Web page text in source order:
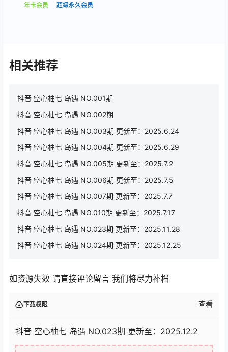
年卡会员
超级永久会员
相关推荐
抖音 空心柚七 岛遇 NO.001期
抖音 空心柚七 岛遇 NO.002期
抖音 空心柚七 岛遇 NO.003期 更新至：2025.6.24
抖音 空心柚七 岛遇 NO.004期 更新至：2025.6.29
抖音 空心柚七 岛遇 NO.005期 更新至：2025.7.2
抖音 空心柚七 岛遇 NO.006期 更新至：2025.7.5
抖音 空心柚七 岛遇 NO.007期 更新至：2025.7.7
抖音 空心柚七 岛遇 NO.010期 更新至：2025.7.17
抖音 空心柚七 岛遇 NO.023期 更新至：2025.11.28
抖音 空心柚七 岛遇 NO.024期 更新至：2025.12.25
如资源失效 请直接评论留言 我们将尽力补档
下载权限 查看
抖音 空心柚七 岛遇 NO.023期 更新至：2025.12.2